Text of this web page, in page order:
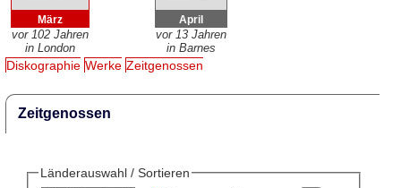
März
vor 102 Jahren
in London
April
vor 13 Jahren
in Barnes
Diskographie Werke Zeitgenossen
Zeitgenossen
Länderauswahl / Sortieren